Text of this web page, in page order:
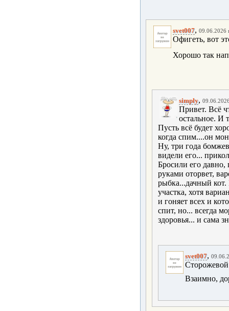
svet007, 09.06.2026
Офигеть, вот
Хорошо так
simply,
Привет. Всё
остальное. И
Пусть всё будет
когда спим....он
Ну, три года
видели его...
Бросили его давно,
руками оторвет,
рыбка...дачный
участка, хотя
и гоняет всех и
спит, но... всегда
здоровья... и сама
svet007,
Взаимно,